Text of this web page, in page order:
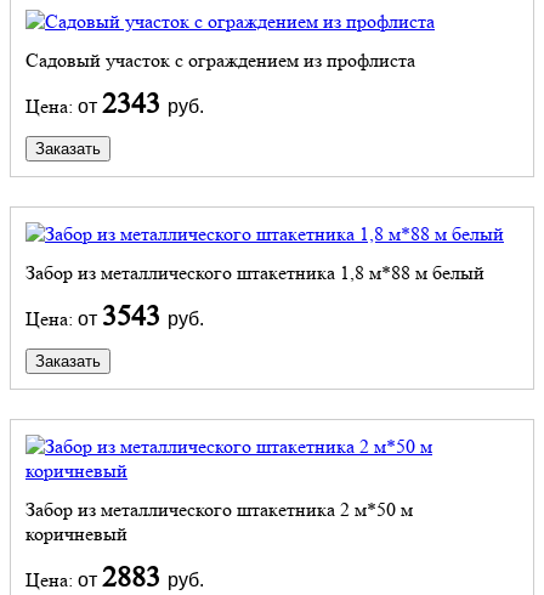
Садовый участок с ограждением из профлиста
Цена: от 2343 руб.
Заказать
Забор из металлического штакетника 1,8 м*88 м белый
Цена: от 3543 руб.
Заказать
Забор из металлического штакетника 2 м*50 м
коричневый
Цена: от 2883 руб.